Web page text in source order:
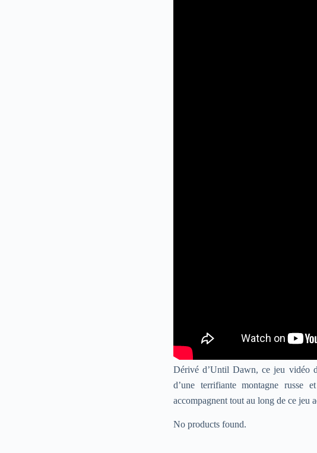
Dérivé d’Until Dawn, ce jeu vidéo
d’une terrifiante montagne russe
accompagnent tout au long de ce jeu
No products found.